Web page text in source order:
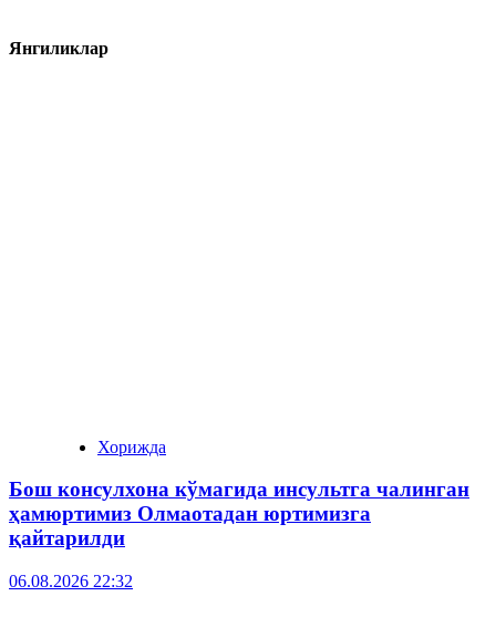
Янгиликлар
Хорижда
Бош консулхона кўмагида инсультга чалинган
ҳамюртимиз Олмаотадан юртимизга
қайтарилди
06.08.2026 22:32